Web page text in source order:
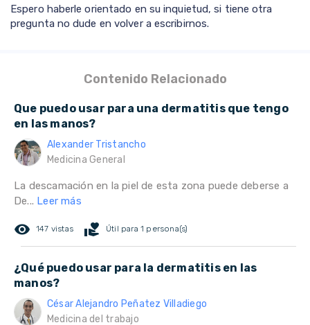
Espero haberle orientado en su inquietud, si tiene otra
pregunta no dude en volver a escribirnos.
Contenido Relacionado
Que puedo usar para una dermatitis que tengo
en las manos?
Alexander Tristancho
Medicina General
La descamación en la piel de esta zona puede deberse a
De... Leer más
remove_red_eye 147 vistas volunteer_activism Útil para 1 persona(s)
¿Qué puedo usar para la dermatitis en las
manos?
César Alejandro Peñatez Villadiego
Medicina del trabajo